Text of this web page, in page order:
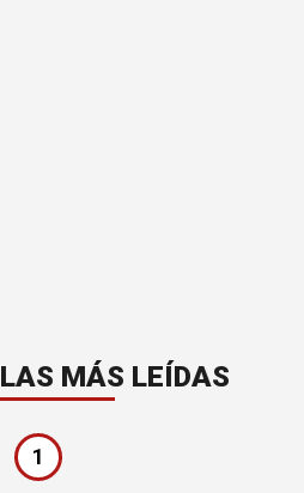
LAS MÁS LEÍDAS
1